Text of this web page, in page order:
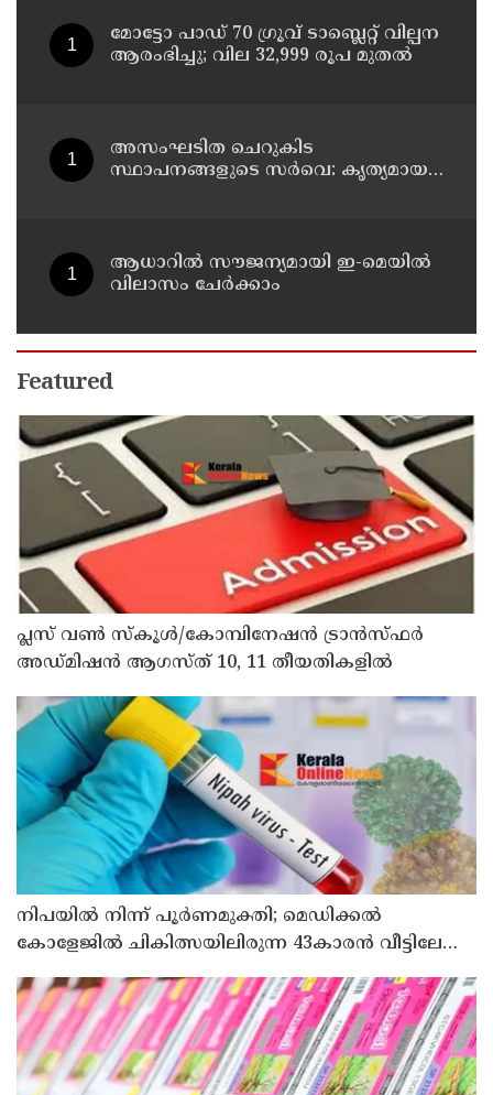
മോട്ടോ പാഡ് 70 ഗ്രൂവ് ടാബ്ലെറ്റ് വില്പന
ആരംഭിച്ചു; വില 32,999 രൂപ മുതൽ
അസംഘടിത ചെറുകിട
സ്ഥാപനങ്ങളുടെ സർവെ: കൃത്യമായ
ആധാറിൽ സൗജന്യമായി ഇ-മെയിൽ
വിലാസം ചേർക്കാം
Featured
പ്ലസ് വൺ സ്‌കൂൾ/കോമ്പിനേഷൻ ട്രാൻസ്ഫർ
അഡ്മിഷൻ ആഗസ്ത് 10, 11 തീയതികളിൽ
നിപയിൽ നിന്ന് പൂർണമുക്തി; മെഡിക്കൽ
കോളേജിൽ ചികിത്സയിലിരുന്ന 43കാരൻ വീട്ടിലേക്ക്